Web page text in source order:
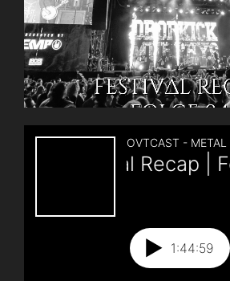
Album
Review
+
Konzerttipps
2026“